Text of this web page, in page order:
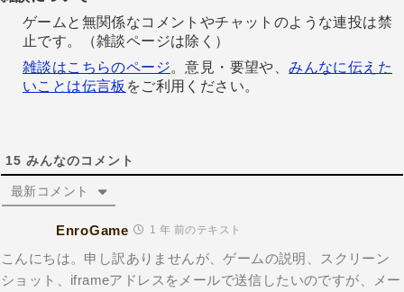
ゲームと無関係なコメントやチャットのような連投は禁
止です。（雑談ページは除く）
雑談はこちらのページ。意見・要望や、みんなに伝えた
いことは伝言板 をご利用ください。
15 みんなのコメント
最新コメント
EnroGame 1 年 前のテキスト
こんにちは。申し訳ありませんが、ゲームの説明、スクリーン
ショット、iframeアドレスをメールで送信したいのですが、メー